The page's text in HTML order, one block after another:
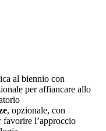
al biennio con
per affiancare allo
, opzionale, con
favorire l’approccio